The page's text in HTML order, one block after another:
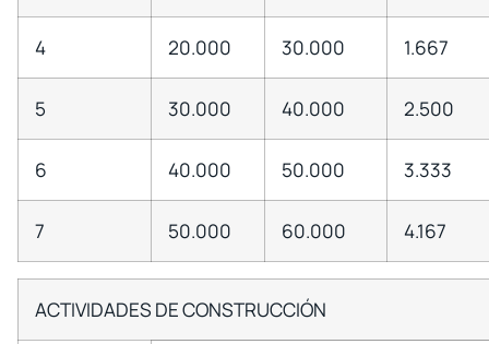
4 20.000 30.000 1.667
5 30.000 40.000 2.500
6 40.000 50.000 3.333
7 50.000 60.000 4.167
ACTIVIDADES DE CONSTRUCCIÓN